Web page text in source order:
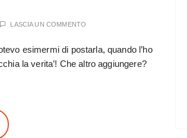
LASCIA UN COMMENTO
esimermi di postarla, quando l’ho
la verita’! Che altro aggiungere?